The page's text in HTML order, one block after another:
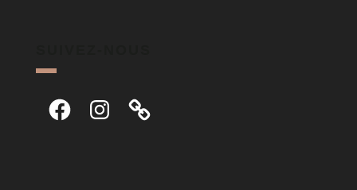
FacebookInstagram